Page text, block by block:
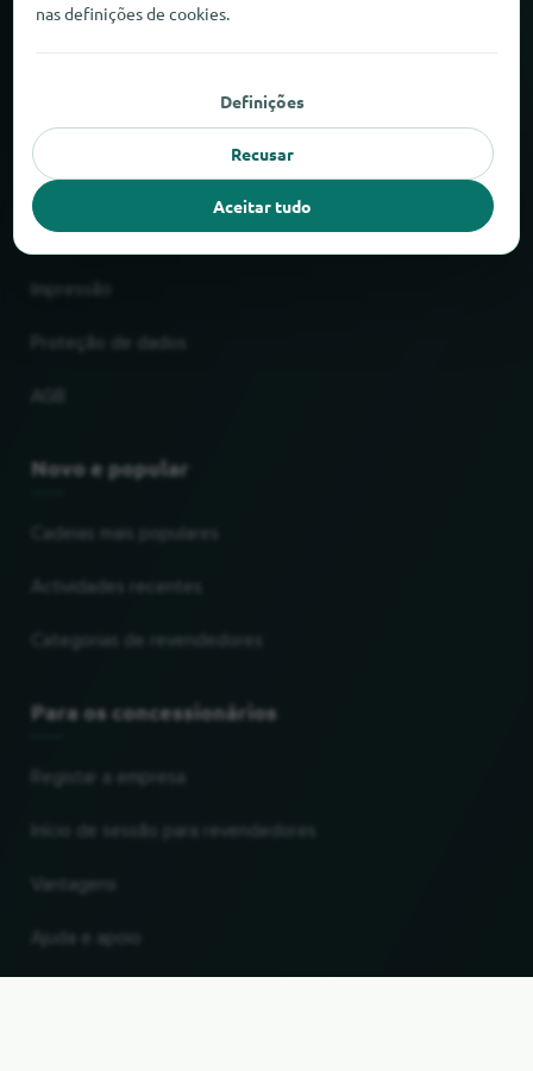
Parceiros
Jurídico
Novo e popular
Cadeias mais populares
Para os concessionários
Registar a empresa
Vantagens
Ajuda e apoio
nas definições de cookies.
Definições
Recusar
Aceitar tudo